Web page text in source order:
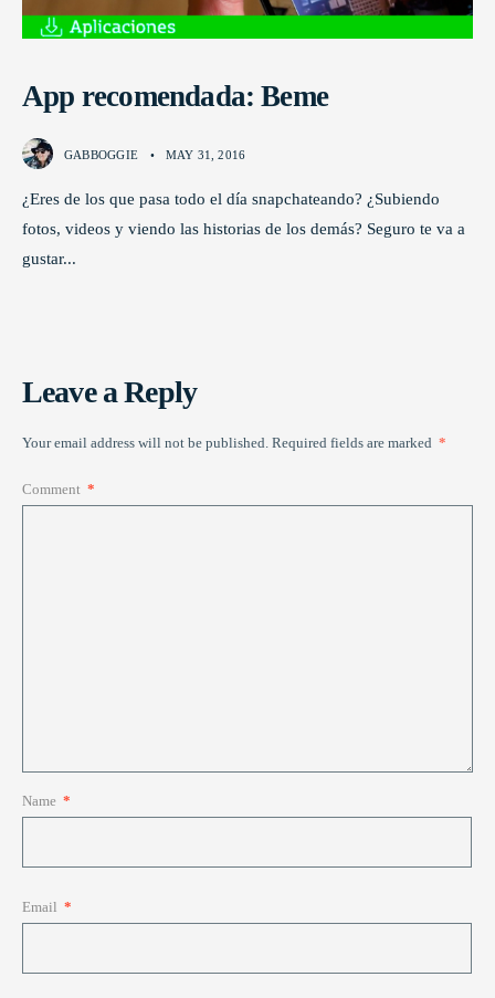
App recomendada: Beme
GABBOGGIE • MAY 31, 2016
¿Eres de los que pasa todo el día snapchateando? ¿Subiendo
fotos, videos y viendo las historias de los demás? Seguro te va a
gustar...
Leave a Reply
Your email address will not be published. Required fields are marked *
Comment *
Name *
Email *